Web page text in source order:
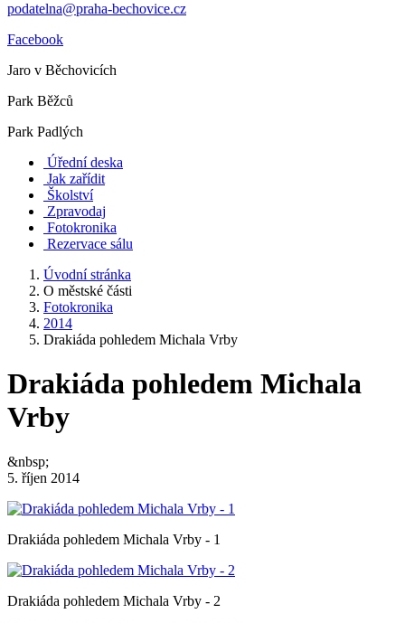
podatelna@praha-bechovice.cz
Facebook
Jaro v Běchovicích
Park Běžců
Park Padlých
Úřední deska
Jak zařídit
Školství
Zpravodaj
Fotokronika
Rezervace sálu
Úvodní stránka
O městské části
Fotokronika
2014
Drakiáda pohledem Michala Vrby
Drakiáda pohledem Michala
Vrby
&nbsp;
5. říjen 2014
Drakiáda pohledem Michala Vrby - 1
Drakiáda pohledem Michala Vrby - 2